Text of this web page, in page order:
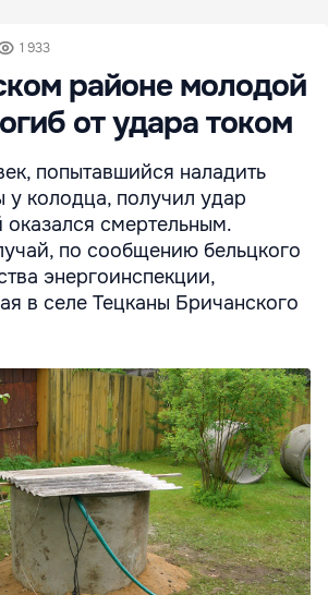
1 933
районе молодой
от удара током
попытавшийся наладить
у колодца, получил удар
оказался смертельным.
по сообщению бельцкого
энергоинспекции,
в селе Тецканы Бричанского